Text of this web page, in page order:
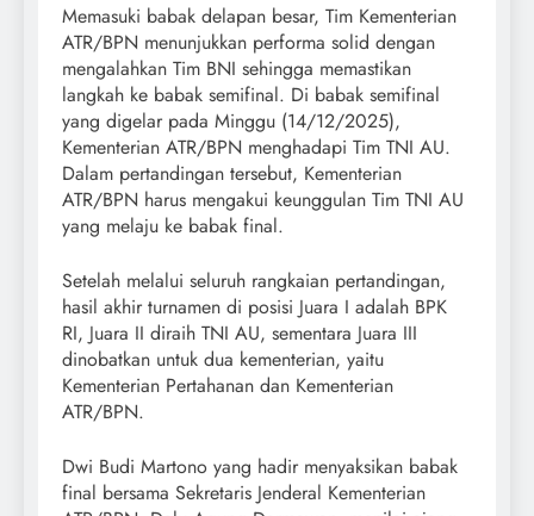
Memasuki babak delapan besar, Tim Kementerian
ATR/BPN menunjukkan performa solid dengan
mengalahkan Tim BNI sehingga memastikan
langkah ke babak semifinal. Di babak semifinal
yang digelar pada Minggu (14/12/2025),
Kementerian ATR/BPN menghadapi Tim TNI AU.
Dalam pertandingan tersebut, Kementerian
ATR/BPN harus mengakui keunggulan Tim TNI AU
yang melaju ke babak final.
Setelah melalui seluruh rangkaian pertandingan,
hasil akhir turnamen di posisi Juara I adalah BPK
RI, Juara II diraih TNI AU, sementara Juara III
dinobatkan untuk dua kementerian, yaitu
Kementerian Pertahanan dan Kementerian
ATR/BPN.
Dwi Budi Martono yang hadir menyaksikan babak
final bersama Sekretaris Jenderal Kementerian